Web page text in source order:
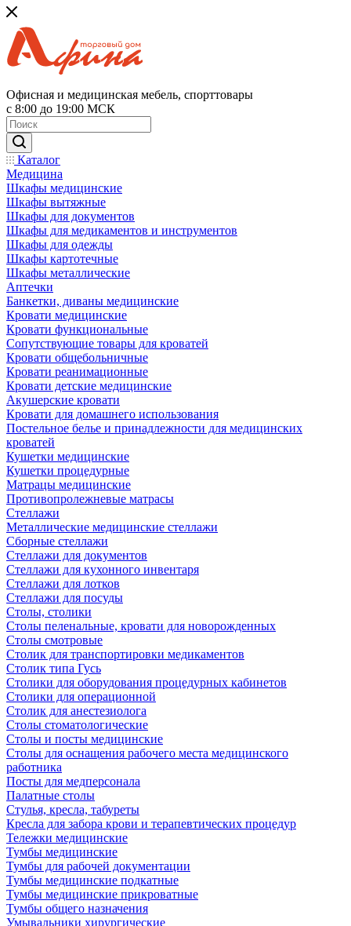
Офисная и медицинская мебель, спорттовары
с 8:00 до 19:00 МСК
Каталог
Медицина
Шкафы медицинские
Шкафы вытяжные
Шкафы для документов
Шкафы для медикаментов и инструментов
Шкафы для одежды
Шкафы картотечные
Шкафы металлические
Аптечки
Банкетки, диваны медицинские
Кровати медицинские
Кровати функциональные
Сопутствующие товары для кроватей
Кровати общебольничные
Кровати реанимационные
Кровати детские медицинские
Акушерские кровати
Кровати для домашнего использования
Постельное белье и принадлежности для медицинских
кроватей
Кушетки медицинские
Кушетки процедурные
Матрацы медицинские
Противопролежневые матрасы
Стеллажи
Металлические медицинские стеллажи
Сборные стеллажи
Стеллажи для документов
Стеллажи для кухонного инвентаря
Стеллажи для лотков
Стеллажи для посуды
Столы, столики
Столы пеленальные, кровати для новорожденных
Столы смотровые
Столик для транспортировки медикаментов
Столик типа Гусь
Столики для оборудования процедурных кабинетов
Столики для операционной
Столик для анестезиолога
Столы стоматологические
Столы и посты медицинские
Столы для оснащения рабочего места медицинского
работника
Посты для медперсонала
Палатные столы
Стулья, кресла, табуреты
Кресла для забора крови и терапевтических процедур
Тележки медицинские
Тумбы медицинские
Тумбы для рабочей документации
Тумбы медицинские подкатные
Тумбы медицинские прикроватные
Тумбы общего назначения
Умывальники хирургические